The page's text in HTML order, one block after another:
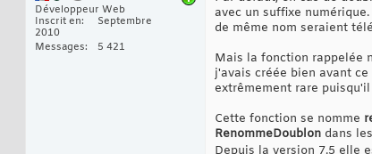
Développeur Web
Inscrit en
Septembre
2010
Messages
5 421
avec un suffixe
de même nom seraient
Mais la fonction rappelée
j'avais créée bien avant
extrêmement rare
Cette fonction se nomme
RenommeDoublon dans